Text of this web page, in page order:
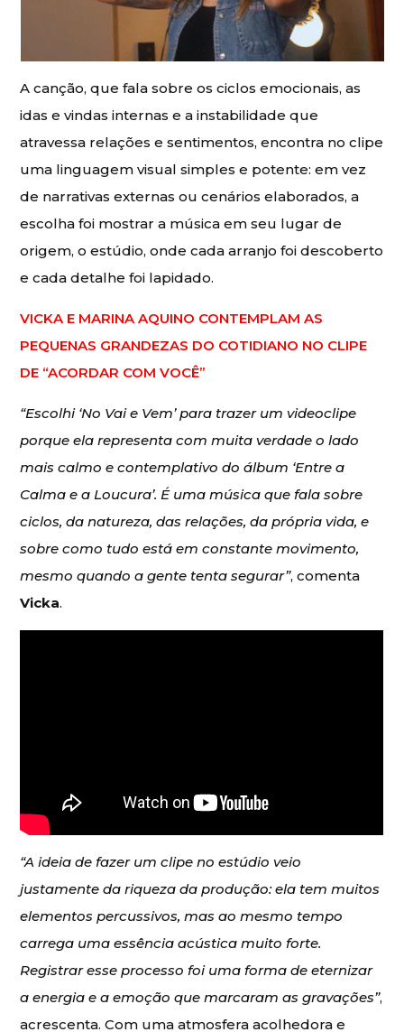
A canção, que fala sobre os ciclos emocionais, as
idas e vindas internas e a instabilidade que
atravessa relações e sentimentos, encontra no clipe
uma linguagem visual simples e potente: em vez
de narrativas externas ou cenários elaborados, a
escolha foi mostrar a música em seu lugar de
origem, o estúdio, onde cada arranjo foi descoberto
e cada detalhe foi lapidado.
VICKA E MARINA AQUINO CONTEMPLAM AS
PEQUENAS GRANDEZAS DO COTIDIANO NO CLIPE
DE “ACORDAR COM VOCÊ”
“Escolhi ‘No Vai e Vem’ para trazer um videoclipe
porque ela representa com muita verdade o lado
mais calmo e contemplativo do álbum ‘Entre a
Calma e a Loucura’. É uma música que fala sobre
ciclos, da natureza, das relações, da própria vida, e
sobre como tudo está em constante movimento,
mesmo quando a gente tenta segurar”, comenta
Vicka.
“A ideia de fazer um clipe no estúdio veio
justamente da riqueza da produção: ela tem muitos
elementos percussivos, mas ao mesmo tempo
carrega uma essência acústica muito forte.
Registrar esse processo foi uma forma de eternizar
a energia e a emoção que marcaram as gravações”,
acrescenta. Com uma atmosfera acolhedora e